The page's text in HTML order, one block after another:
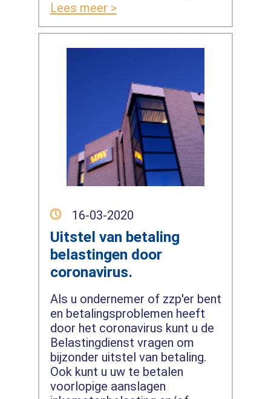
Lees meer >
16-03-2020
Uitstel van betaling
belastingen door
coronavirus.
Als u ondernemer of zzp'er bent
en betalingsproblemen heeft
door het coronavirus kunt u de
Belastingdienst vragen om
bijzonder uitstel van betaling.
Ook kunt u uw te betalen
voorlopige aanslagen